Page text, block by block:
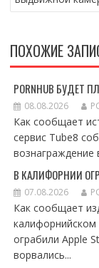
ПОХОЖИЕ
PORNHUB БУДЕТ
08.08.2026
Как сообщает
сервис Tube8
вознаграждение
В КАЛИФОРНИИ
07.08.2026
Как сообщает
калифорнийском
ограбили Apple
ворвались...